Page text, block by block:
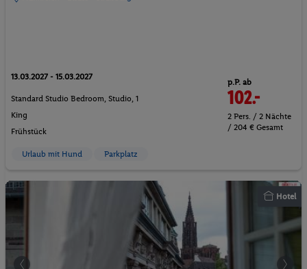
13.03.2027 - 15.03.2027
Standard Studio Bedroom, Studio, 1
King
Frühstück
p.P. ab
102.-
2 Pers. / 2 Nächte
/ 204 € Gesamt
Urlaub mit Hund Parkplatz
Hotel